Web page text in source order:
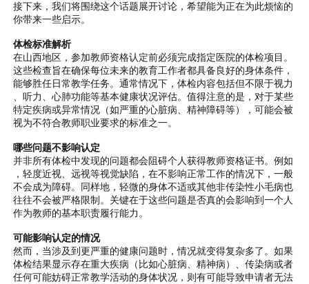
接下来，我们将围绕这个话题展开讨论，希望能为正在为此烦恼的
你带来一些启示。
体检标准解析
在山西地区，参加教师资格认定前必须完成指定医院的体检项目。
这些检查旨在确保每位未来的教育工作者都具备良好的身体条件，
能够胜任日常教学任务。通常情况下，体检内容包括但不限于视力
、听力、心肺功能等基本健康状况评估。值得注意的是，对于某些
特定疾病或异常情况（如严重的心脏病、精神障碍等），可能会被
视为不符合教师职业要求的标准之一。
哪些问题不影响认定
并非所有体检中发现的问题都会阻碍个人获得教师资格证书。例如
，轻度近视、远视等视觉缺陷，在不影响正常工作的情况下，一般
不会成为障碍。同样地，轻微的身体不适或其他非传染性小毛病也
往往不会被严格限制。关键在于这些问题是否真的会影响到一个人
作为教师的基本职责履行能力。
可能影响认定的情况
然而，当涉及到更严重的健康问题时，情况就变得复杂多了。如果
体检结果显示存在重大疾病（比如心脏病、精神病）、传染病或者
任何可能妨碍正常教学活动的身体状况，则有可能导致申请者无法